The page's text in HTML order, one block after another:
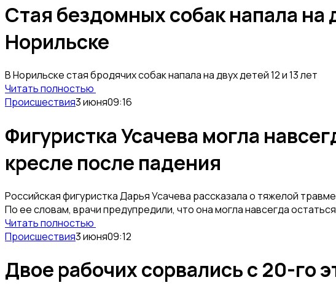
Стая бездомных собак напала на
Норильске
В Норильске стая бродячих собак напала на двух детей 12 и 13 лет
Читать полностью
Происшествия3 июня09:16
Фигуристка Усачева могла
кресле после падения
Российская фигуристка Дарья Усачева рассказала о тяжелой
По ее словам, врачи предупредили, что она могла навсегда
Читать полностью
Происшествия3 июня09:12
Двое рабочих сорвались с 20-го